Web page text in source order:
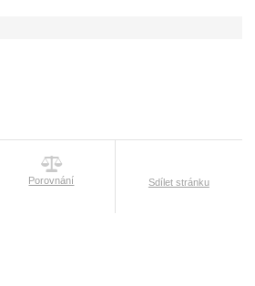
Porovnání Sdílet stránku